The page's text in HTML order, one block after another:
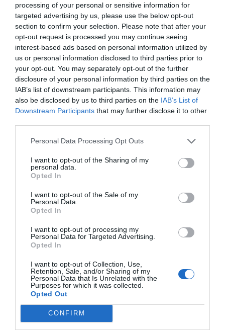
processing of your personal or sensitive information for
targeted advertising by us, please use the below opt-out
section to confirm your selection. Please note that after your
opt-out request is processed you may continue seeing
interest-based ads based on personal information utilized by
us or personal information disclosed to third parties prior to
your opt-out. You may separately opt-out of the further
disclosure of your personal information by third parties on the
IAB’s list of downstream participants. This information may
also be disclosed by us to third parties on the IAB’s List of
Downstream Participants that may further disclose it to other
Personal Data Processing Opt Outs
I want to opt-out of the Sharing of my
personal data.
Opted In
I want to opt-out of the Sale of my
Personal Data.
Opted In
I want to opt-out of processing my
Personal Data for Targeted Advertising.
Opted In
I want to opt-out of Collection, Use,
Retention, Sale, and/or Sharing of my
Personal Data that Is Unrelated with the
Purposes for which it was collected.
Opted Out
CONFIRM
Dzień 6: Relaks na plaży w
Puerto Plata
Szósty dzień poświęć na relaks na plażach Puerto
Plata, gdzie znajdziesz świetne miejsca do
odpoczynku i wyluzowania. Plaże takie jak Playa
Dorada są znane z pięknego piasku oraz lokalnych
barów serwujących pyszne koktajle owocowe. To
doskonała okazja, by spróbować dań kuchni
dniu można także odwiedzić lokalne sklepy z
pamiątkami lub wrócić do hotelu na zasłużony
relaks.
Nie ma nic piękniejszego niż odpoczynek na plaży
przy zachodzie słońca. Gdy słońce zaczyna chować
się za horyzontem, skorzystaj z okazji, aby
uwiecznić te magiczne chwile. W Puerto Plata
spróbować lokalnego rumu oraz bawić się przy
rytmach salsy. Odtąd już będzie dobrze, a to
niezapomniane wspomnienia, które będziesz nosić
w sercu na zawsze.
Dzień 7: Ostatnie chwile w